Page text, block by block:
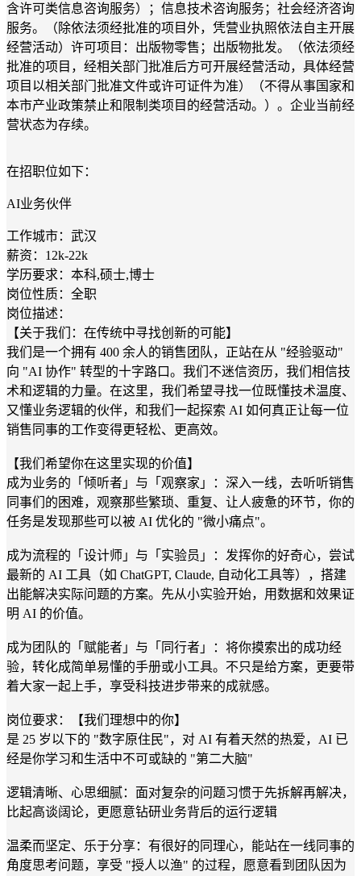
含许可类信息咨询服务）；信息技术咨询服务；社会经济咨询
服务。（除依法须经批准的项目外，凭营业执照依法自主开展
经营活动）许可项目：出版物零售；出版物批发。（依法须经
批准的项目，经相关部门批准后方可开展经营活动，具体经营
项目以相关部门批准文件或许可证件为准）（不得从事国家和
本市产业政策禁止和限制类项目的经营活动。）。企业当前经
营状态为存续。
在招职位如下：
AI业务伙伴
工作城市：武汉
薪资：12k-22k
学历要求：本科,硕士,博士
岗位性质：全职
岗位描述：
【关于我们：在传统中寻找创新的可能】
我们是一个拥有 400 余人的销售团队，正站在从 "经验驱动"
向 "AI 协作" 转型的十字路口。我们不迷信资历，我们相信技
术和逻辑的力量。在这里，我们希望寻找一位既懂技术温度、
又懂业务逻辑的伙伴，和我们一起探索 AI 如何真正让每一位
销售同事的工作变得更轻松、更高效。
【我们希望你在这里实现的价值】
成为业务的「倾听者」与「观察家」：深入一线，去听听销售
同事们的困难，观察那些繁琐、重复、让人疲惫的环节，你的
任务是发现那些可以被 AI 优化的 "微小痛点"。
成为流程的「设计师」与「实验员」：发挥你的好奇心，尝试
最新的 AI 工具（如 ChatGPT, Claude, 自动化工具等），搭建
出能解决实际问题的方案。先从小实验开始，用数据和效果证
明 AI 的价值。
成为团队的「赋能者」与「同行者」：将你摸索出的成功经
验，转化成简单易懂的手册或小工具。不只是给方案，更要带
着大家一起上手，享受科技进步带来的成就感。
岗位要求：【我们理想中的你】
是 25 岁以下的 "数字原住民"，对 AI 有着天然的热爱，AI 已
经是你学习和生活中不可或缺的 "第二大脑"
逻辑清晰、心思细腻：面对复杂的问题习惯于先拆解再解决，
比起高谈阔论，更愿意钻研业务背后的运行逻辑
温柔而坚定、乐于分享：有很好的同理心，能站在一线同事的
角度思考问题，享受 "授人以渔" 的过程，愿意看到团队因为